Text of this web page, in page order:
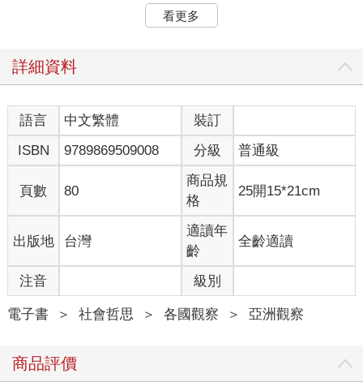
斯蘭教小漁村，開始築城，使其成為歷史悠久的城市；現在它則
是人口超過兩千萬的菲律賓首 都，包含17座城市與一直轄市，儼
Jimmeh則由自身經驗為切入點，使大家得以藉由他的畫筆窺見
我們從書名便能夠看得出他的巧思：「哈囉哈囉」在漢語是要我
們向馬尼拉打聲招呼的意 思；halo-halo在菲律賓語卻是種將很多
材料攪拌在一起、類似剉冰的甜品。做為一個菲律賓的台灣夫
婿，和曾經在馬尼拉任教的語言學教授，halo- halo這個各種元素
混雜在一塊的城市形象正是Jimmeh為該座城市所下的註腳。
「若以貧與富來理解並詮釋在馬尼拉所見到的景況，那麼終究是
簡化了問題。」Jimmeh在書中不時這麼的提醒著我們。
《哈囉哈囉馬尼拉》顯然並非要成為一個完備的馬尼拉旅遊指
南，也不會是什麼正經八百的學術研究作品，它所揭示的是
Jimmeh這些年來閱讀馬尼拉的幾種 不同方法。於是我們透過他
言現象窺 伺人們內心所想的那些。
看更多
詳細資料
語言 中文繁體
裝訂
ISBN
9789869509008 分級 普通級
頁數 80
商品規
格
25開15*21cm
出版地 台灣
適讀年
齡
全齡適讀
注音 級別
電子書 ＞ 社會哲思 ＞ 各國觀察 ＞ 亞洲觀察
商品評價